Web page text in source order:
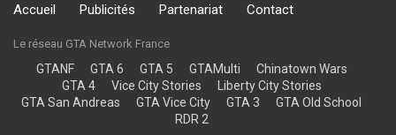
Accueil Publicités Partenariat Contact
Le réseau GTA Network France
GTANF GTA 6 GTA 5 GTAMulti
Chinatown Wars
GTA 4
Vice City Stories
Liberty City Stories
GTA San Andreas
GTA Vice City GTA 3
GTA Old School
RDR 2